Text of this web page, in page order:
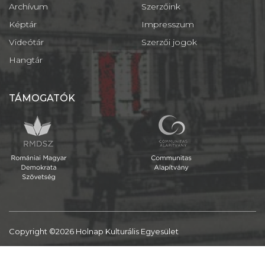
Archívum
Képtár
Videótár
Hangtár
Szerzőink
Impresszum
Szerzői jogok
TÁMOGATÓK
Copyright ©2026 Holnap Kulturális Egyesület